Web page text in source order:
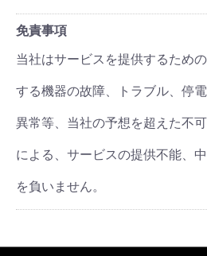
免責事項
当社はサービスを提供するため
する機器の故障、トラブル、停
異常等、当社の予想を超えた不
による、サービスの提供不能、
を負いません。